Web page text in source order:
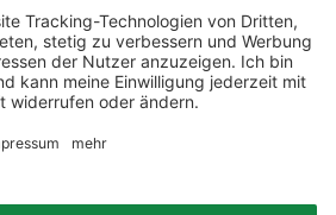
Beratung unter
+49 421 696 797-0
Weinhändler
des Jahres 2022